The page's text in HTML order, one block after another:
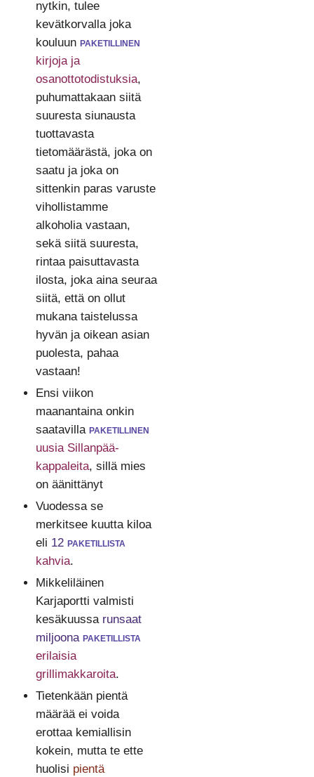
nytkin, tulee
kevätkorvalla joka
kouluun paketillinen
kirjoja ja
osanottotodistuksia,
puhumattakaan siitä
suuresta siunausta
tuottavasta
tietomäärästä, joka on
saatu ja joka on
sittenkin paras varuste
vihollistamme
alkoholia vastaan,
sekä siitä suuresta,
rintaa paisuttavasta
ilosta, joka aina seuraa
siitä, että on ollut
mukana taistelussa
hyvän ja oikean asian
puolesta, pahaa
vastaan!
Ensi viikon
maanantaina onkin
saatavilla paketillinen
uusia Sillanpää-
kappaleita, sillä mies
on äänittänyt
Vuodessa se
merkitsee kuutta kiloa
eli 12 paketillista
kahvia.
Mikkeliläinen
Karjaportti valmisti
kesäkuussa runsaat
miljoona paketillista
erilaisia
grillimakkaroita.
Tietenkään pientä
määrää ei voida
erottaa kemiallisin
kokein, mutta te ette
huolisi pientä